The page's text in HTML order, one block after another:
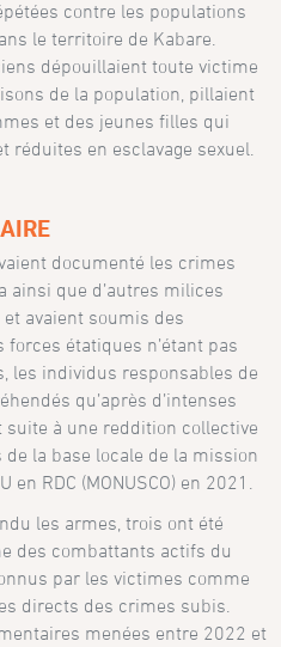
contre les populations
le territoire de Kabare.
dépouillaient toute victime
de la population, pillaient
et des jeunes filles qui
réduites en esclavage sexuel.
documenté les crimes
ainsi que d’autres milices
avaient soumis des
étatiques n’étant pas
les individus responsables de
qu’après d’intenses
à une reddition collective
la base locale de la mission
RDC (MONUSCO) en 2021.
les armes, trois ont été
des combattants actifs du
par les victimes comme
directs des crimes subis.
menées entre 2022 et